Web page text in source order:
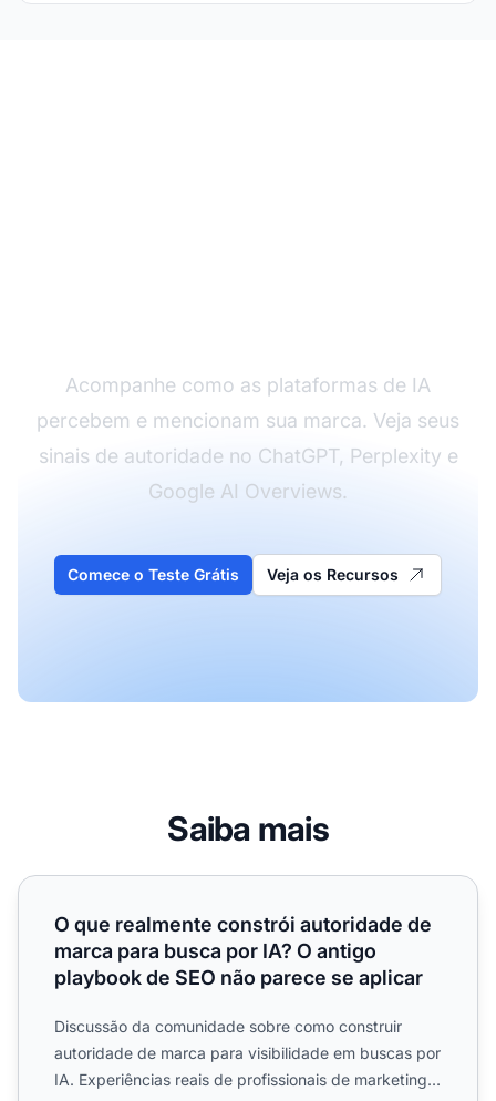
Acompanhe como as plataformas de IA
percebem e mencionam sua marca. Veja seus
sinais de autoridade no ChatGPT, Perplexity e
Google AI Overviews.
Comece o Teste Grátis Veja os Recursos
Saiba mais
O que realmente constrói autoridade de marca para
O que realmente constrói autoridade de
marca para busca por IA? O antigo
playbook de SEO não parece se aplicar
Discussão da comunidade sobre como construir
autoridade de marca para visibilidade em buscas por
IA. Experiências reais de profissionais de marketing